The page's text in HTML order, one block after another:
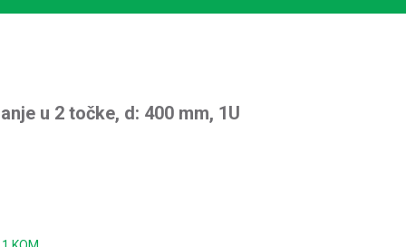
u 2 točke, d: 400 mm, 1U